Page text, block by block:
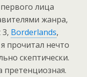
лица
жанра,
Borderlands,
прочитал нечто
скептически.
претенциозная.